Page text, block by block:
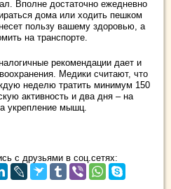
Вполне достаточно ежедневно
дома или ходить пешком
пользу вашему здоровью, а
на транспорте.
рекомендации дает и
Медики считают, что
неделю тратить минимум 150
активность и два дня – на
укрепление мышц.
с друзьями в соц.сетях: